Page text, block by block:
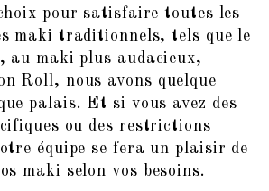
pour satisfaire toutes les
maki traditionnels, tels que le
maki plus audacieux,
Roll, nous avons quelque
palais. Et si vous avez des
ou des restrictions
équipe se fera un plaisir de
maki selon vos besoins.